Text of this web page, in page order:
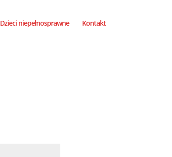
Dzieci niepełnosprawne Kontakt